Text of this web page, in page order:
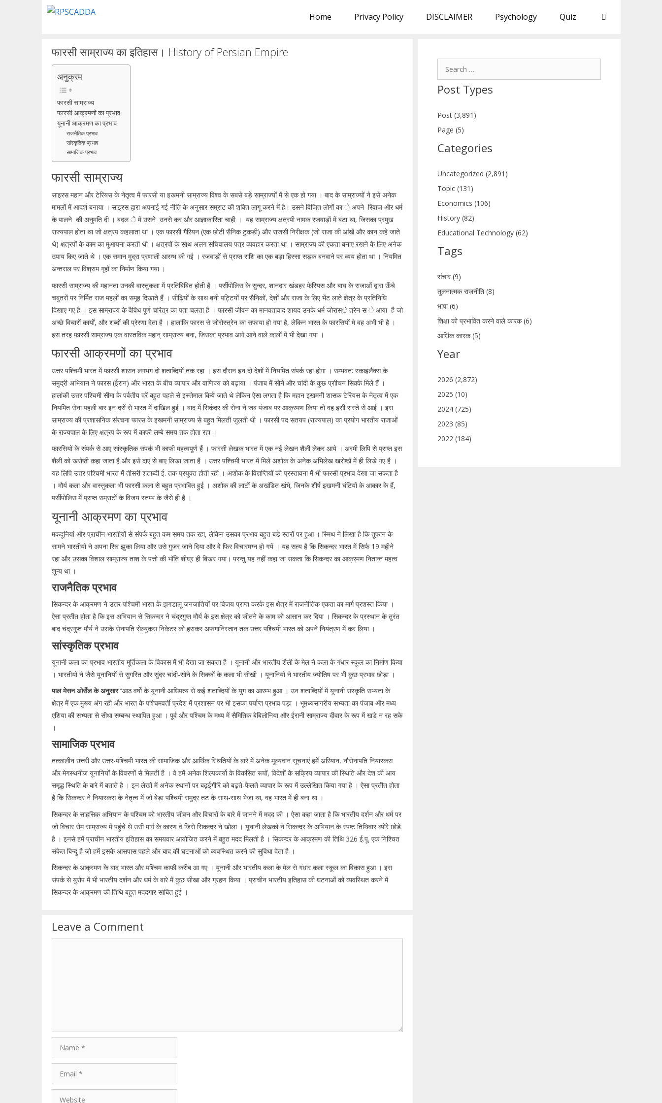
Home Privacy Policy DISCLAIMER Psychology Quiz
फारसी साम्राज्य का इतिहास। History of Persian Empire
अनुक्रम
फारसी साम्राज्य
फारसी आक्रमणों का प्रभाव
यूनानी आक्रमण का प्रभाव
राजनैतिक प्रभाव
सांस्कृतिक प्रभाव
सामाजिक प्रभाव
फारसी साम्राज्य
साइरस महान और टेरियस के नेतृत्व में फारसी या इखमनी साम्राज्य विश्व के सबसे बड़े साम्राज्यों में से एक हो गया । बाद के साम्राज्यों ने इसे अनेक
मामलों में आदर्श बनाया । साइरस द्वारा अपनाई गई नीति के अनुसार सम्राट की शक्ति लागू करने में है। उसने विजित लोगों का े अपने रिवाज और धर्म
के पालने की अनुमति दी । बदल े में उसने उनसे कर और आज्ञाकारिता चाही । यह साम्राज्य क्षत्रपी नामक रजवाड़ों में बंटा था, जिसका प्रमुख
राज्यपाल होता था जो क्षत्रप कहलाता था । एक फारसी गैरियन (एक छोटी सैनिक टुकड़ी) और राजसी निरीक्षक (जो राजा की आंखें और कान कहे जाते
थे) क्षत्रपों के काम का मुआयना करती थी । क्षत्रपों के साथ अलग सचिवालय पत्र व्यवहार करता था । साम्राज्य की एकता बनाए रखने के लिए अनेक
उपाय किए जाते थे । एक समान मुद्रा प्रणाली आरम्भ की गई । रजवाड़ों से प्राप्त राशि का एक बड़ा हिस्सा सड़क बनवाने पर व्यय होता था । नियमित
अन्तराल पर विश्राम गृहों का निर्माण किया गया ।
फारसी साम्राज्य की महानता उनकी वास्तुकला में प्रतिबिंबित होती है । पर्सीपोलिस के सुन्दर, शानदार खंडहर फेरियस और बाघ के राजाओं द्वारा ऊॅंचे
चबुतरों पर निर्मित राज महलों का समूह दिखाते हैं । सीढ़ियों के साथ बनी पट्टियों पर सैनिकों, देशों और राजा के लिए भेंट लाते क्षेत्र के प्रतिनिधि
दिखाए गए है । इस साम्राज्य के वैविध पूर्ण चरित्र का पता चलता है । फारसी जीवन का मानवतावाद शायद उनके धर्म जोरास्े त्रेन स े आया है जो
अच्छे विचारों कार्यों, और शब्दों की प्रेरणा देता है । हालांकि फारस से जोरोस्त्रेन का सफाया हो गया है, लेकिन भारत के फारसियों मे वह अभी भी है ।
इस तरह फारसी साम्राज्य एक वास्तविक महान् साम्राज्य बना, जिसका प्रभाव आगे आने वाले कालों में भी देखा गया ।
फारसी आक्रमणों का प्रभाव
उत्तर पश्चिमी भारत में फारसी शासन लगभग दो शताब्दियों तक रहा । इस दौरान इन दो देशों में नियमित संपर्क रहा होगा । सम्भवत: स्काइलैक्स के
समुद्री अभियान ने फारस (ईरान) और भारत के बीच व्यापार और वाणिज्य को बढ़ाया । पंजाब में सोने और चांदी के कुछ प्राीचन सिक्के मिले हैं ।
हालांकी उत्तर पश्चिमी सीमा के पर्वतीय दरें बहुत पहले से इस्तेमाल किये जाते थे लेकिन ऐसा लगता है कि महान इखमनी शासक टेरियस के नेतृत्व में एक
नियमित सेना पहली बार इन दरों से भारत में दाखिल हुई । बाद में सिकंदर की सेना ने जब पंजाब पर आक्रमण किया तो वह इसी रास्ते से आई । इस
साम्राज्य की प्रशासनिक संरचना फारस के इखमनी साम्राज्य से बहुत मिलती जुलती थी । फारसी पद सतयप (राज्यपाल) का प्रयोग भारतीय राजाओं
के राज्यपाल के लिए क्षत्रप के रूप में काफी लम्बे समय तक होता रहा ।
फारसियों के संपर्क से आए सांस्कृतिक संपर्क भी काफी महत्वपूर्ण हैं । फारसी लेखक भारत में एक नई लेखन शैली लेकर आये । अरमी लिपि से प्राप्त इस
शैली को खरोष्ठी कहा जाता है और इसे दाएं से बाए लिखा जाता है । उत्तर पश्चिमी भारत में मिले अशोक के अनेक अभिलेख खरोष्ठों में ही लिखे गए है ।
यह लिपि उत्तर पश्चिमी भारत में तीसरी शताब्दी ई. तक प्रयुक्त होती रही । अशोक के विज्ञप्तियों की प्रस्तावना में भी फारसी प्रभाव देखा जा सकता है
। मौर्य कला और वास्तुकला भी फारसी कला से बहुत प्रभावित हुई । अशोक की लाटों के अखंडित खंभे, जिनके शीर्ष इखमनी घंटियों के आकार के हैं,
पर्सीपोलिस में प्राप्त सम्राटों के विजय स्तम्भ के जैसे ही है ।
यूनानी आक्रमण का प्रभाव
मकदूनियां और प्राचीन भारतीयों से संपर्क बहुत कम समय तक रहा, लेकिन उसका प्रभाव बहुत बडे स्तरों पर हुआ । स्मिथ ने लिखा है कि तूफान के
सामने भारतीयों ने अपना सिर झुका लिया और उसे गुजर जाने दिया और वे फिर विचारमग्न हो गयें । यह सत्य है कि सिकन्दर भारत में सिर्फ 19 महीने
रहा और उसका विशाल साम्राज्य ताश के पत्तो की भॉति शीघ्र ही बिखर गया। परन्तु यह नहीं कहा जा सकता कि सिकन्दर का आक्रमण नितान्त महत्व
शून्य था ।
राजनैतिक प्रभाव
सिकन्दर के आक्रमण ने उत्तर पश्चिमी भारत के झगडालू जनजातियों पर विजय प्राप्त करके इस क्षेत्र में राजनीतिक एकता का मार्ग प्रशस्त किया ।
ऐसा प्रतीत होता है कि इस अभियान से सिकन्दर ने चंद्रगुप्त मौर्य के इस क्षेत्र को जीतने के काम को आसान कर दिया । सिकन्दर के प्रस्थान के तुरंत
बाद चंद्रगुप्त मौर्य ने उसके सेनापति सेल्युकस निकेटर को हराकर अफगानिस्तान तक उत्तर पश्चिमी भारत को अपने नियंत्रण में कर लिया ।
सांस्कृतिक प्रभाव
यूनानी कला का प्रभाव भारतीय मूर्तिकला के विकास में भी देखा जा सकता है । यूनानी और भारतीय शैली के मेल ने कला के गंधार स्कूल का निर्माण किया
। भारतीयों ने जैसे यूनानियों से सुगरित और सुंदर चांदी-सोने के सिक्कों के कला भी सीखी । यूनानियों ने भारतीय ज्योतिष पर भी कुछ प्रभाव छोड़ा ।
पाल मेसन ओर्सेल के अनुसार‘‘आठ वर्षो के यूनानी आधिपत्य से कई शताब्दियों के युग का आरम्भ हुआ । उन शताब्दियों में यूनानी संस्कृति सभ्यता के
क्षेत्र में एक मुख्य अंग रही और भारत के पश्चिमवर्ती प्रदेश में प्रशासन पर भी इसका पर्याप्त प्रभाव पड़ा । भूमध्यसागरीय सभ्यता का पंजाब और मध्य
एशिया की सभ्यता से सीधा सम्बन्ध स्थापित हुआ । पूर्व और पश्चिम के मध्य में सैमितिक बेबिलोनिया और ईरानी साम्राज्य दीवार के रूप में खडे न रह सके
।
सामाजिक प्रभाव
तत्कालीन उत्तरी और उत्तर-पश्चिमी भारत की सामाजिक और आर्थिक स्थितियों के बारे में अनेक मूल्यवान सूचनाएं हमें अरियान, नौसेनापति नियारकस
और मेगस्थनीज यूनानियों के विवरणों से मिलती है । वे हमें अनेक शिल्पकार्यो के विकसित रूपों, विदेशों के सक्रिय व्यापार की स्थिति और देश की आय
समृद्ध स्थिति के बारे में बताते है । इन लेखों में अनेक स्थानों पर बढ़ईगीरि को बढ़ते-फैलते व्यापार के रूप में उल्लेखित किया गया है । ऐसा प्रतीत होता
है कि सिकन्दर ने नियारकस के नेतृत्व में जो बेड़ा पश्चिमी समुद्र तट के साथ-साथ भेजा था, वह भारत में ही बना था ।
सिकन्दर के साहसिक अभियान के पश्चिम को भारतीय जीवन और विचारों के बारे में जानने में मदद की । ऐसा कहा जाता है कि भारतीय दर्शन और धर्म पर
जो विचार रोम साम्राज्य में पहुंचे थे उसी मार्ग के कारण वे जिसे सिकन्दर ने खोला । यूनानी लेखकों ने सिकन्दर के अभियान के स्पष्ट तिथिवार ब्योरे छोडे
है । इनसे हमें प्राचीन भारतीय इतिहास का समयवार आयोजित करने में बहुत मदद मिलती है । सिकन्दर के आक्रमण की तिथि 326 ई.पू. एक निश्चित
संकेत बिन्दु है जो हमें इसके आसपास पहले और बाद की घटनाओं को व्यवस्थित करने की सुविधा देता है ।
सिकन्दर के आक्रमण के बाद भारत और पश्चिम काफी करीब आ गए । यूनानी और भारतीय कला के मेल से गंधार कला स्कूल का विकास हुआ । इस
संपर्क से युरोप में भी भारतीय दर्शन और धर्म के बारे में कुछ सीखा और ग्रहण किया । प्राचीन भारतीय इतिहास की घटनाओं को व्यवस्थित करने में
सिकन्दर के आक्रमण की तिथि बहुत मददगार साबित हुई ।
Leave a Comment
Website
Post Types
Post (3,891)
Page (5)
Categories
Uncategorized (2,891)
Topic (131)
Economics (106)
History (82)
Educational Technology (62)
Tags
संचार (9)
तुलनात्मक राजनीति (8)
भाषा (6)
शिक्षा को प्रभावित करने वाले कारक (6)
आर्थिक कारक (5)
Year
2026 (2,872)
2025 (10)
2024 (725)
2023 (85)
2022 (184)